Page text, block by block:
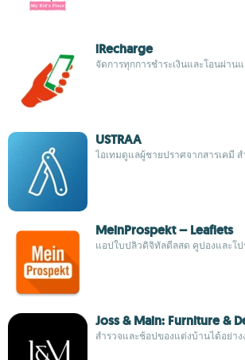
iRecharge
จัดการทุกการชำระเงินและโอนผ่าน
USTRAA
ไอเทมดูแลผู้ชายปราศจากสารเคมี
MeinProspekt – Leaflets
แอปใบปลิวดิจิทัลดีลสด คูปองและโ
Joss & Main: Furniture &
สำรวจและช้อปของแต่งบ้านได้อย่าง